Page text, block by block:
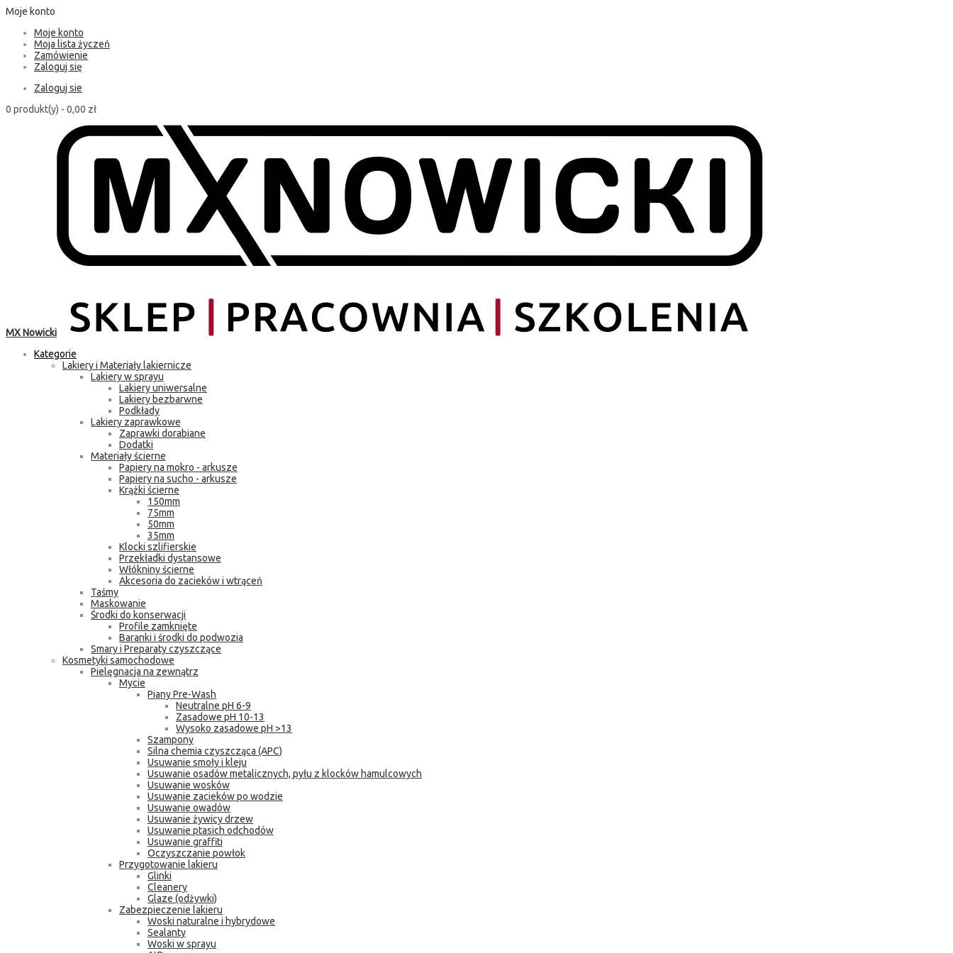
Moje konto
Moje konto
Moja lista życzeń
Zamówienie
Zaloguj się
Zaloguj sie
0 produkt(y) - 0,00 zł
MX Nowicki
Kategorie
Lakiery i Materiały lakiernicze
Lakiery w sprayu
Lakiery uniwersalne
Lakiery bezbarwne
Podkłady
Lakiery zaprawkowe
Zaprawki dorabiane
Dodatki
Materiały ścierne
Papiery na mokro - arkusze
Papiery na sucho - arkusze
Krążki ścierne
150mm
75mm
50mm
35mm
Klocki szlifierskie
Przekładki dystansowe
Włókniny ścierne
Akcesoria do zacieków i wtrąceń
Taśmy
Maskowanie
Środki do konserwacji
Profile zamknięte
Baranki i środki do podwozia
Smary i Preparaty czyszczące
Kosmetyki samochodowe
Pielęgnacja na zewnątrz
Mycie
Piany Pre-Wash
Neutralne pH 6-9
Zasadowe pH 10-13
Wysoko zasadowe pH >13
Szampony
Silna chemia czyszcząca (APC)
Usuwanie smoły i kleju
Usuwanie osadów metalicznych, pyłu z klocków hamulcowych
Usuwanie wosków
Usuwanie zacieków po wodzie
Usuwanie owadów
Usuwanie żywicy drzew
Usuwanie ptasich odchodów
Usuwanie graffiti
Oczyszczanie powłok
Przygotowanie lakieru
Glinki
Cleanery
Glaze (odżywki)
Zabezpieczenie lakieru
Woski naturalne i hybrydowe
Sealanty
Woski w sprayu